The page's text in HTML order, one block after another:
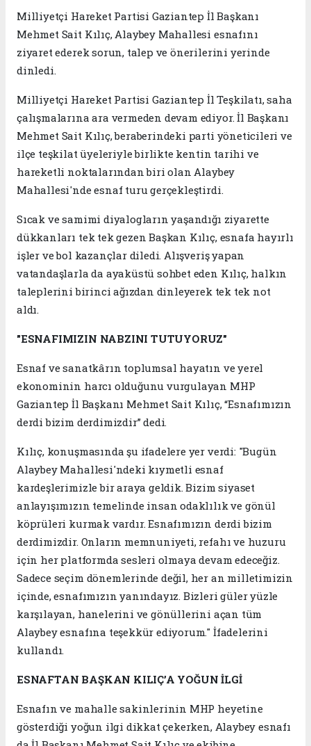
Milliyetçi Hareket Partisi Gaziantep İl Başkanı
Mehmet Sait Kılıç, Alaybey Mahallesi esnafını
ziyaret ederek sorun, talep ve önerilerini yerinde
dinledi.
Milliyetçi Hareket Partisi Gaziantep İl Teşkilatı, saha
çalışmalarına ara vermeden devam ediyor. İl Başkanı
Mehmet Sait Kılıç, beraberindeki parti yöneticileri ve
ilçe teşkilat üyeleriyle birlikte kentin tarihi ve
hareketli noktalarından biri olan Alaybey
Mahallesi'nde esnaf turu gerçekleştirdi.
Sıcak ve samimi diyalogların yaşandığı ziyarette
dükkanları tek tek gezen Başkan Kılıç, esnafa hayırlı
işler ve bol kazançlar diledi. Alışveriş yapan
vatandaşlarla da ayaküstü sohbet eden Kılıç, halkın
taleplerini birinci ağızdan dinleyerek tek tek not
aldı.
"ESNAFIMIZIN NABZINI TUTUYORUZ"
Esnaf ve sanatkârın toplumsal hayatın ve yerel
ekonominin harcı olduğunu vurgulayan MHP
Gaziantep İl Başkanı Mehmet Sait Kılıç, “Esnafımızın
derdi bizim derdimizdir” dedi.
Kılıç, konuşmasında şu ifadelere yer verdi: "Bugün
Alaybey Mahallesi'ndeki kıymetli esnaf
kardeşlerimizle bir araya geldik. Bizim siyaset
anlayışımızın temelinde insan odaklılık ve gönül
köprüleri kurmak vardır. Esnafımızın derdi bizim
derdimizdir. Onların memnuniyeti, refahı ve huzuru
için her platformda sesleri olmaya devam edeceğiz.
Sadece seçim dönemlerinde değil, her an milletimizin
içinde, esnafımızın yanındayız. Bizleri güler yüzle
karşılayan, hanelerini ve gönüllerini açan tüm
Alaybey esnafına teşekkür ediyorum." İfadelerini
kullandı.
ESNAFTAN BAŞKAN KILIÇ’A YOĞUN İLGİ
Esnafın ve mahalle sakinlerinin MHP heyetine
gösterdiği yoğun ilgi dikkat çekerken, Alaybey esnafı